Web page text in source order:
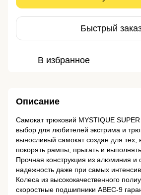
Быстрый
В избранное
Описание
Самокат трюковий MYSTIQUE
выбор для любителей экстрима и
выносливый самокат создан для тех,
покорять рампы, прыгать и
Прочная конструкция из алюминия и
надежность даже при самых
Колеса из высококачественного
скоростные подшипники ABEC-9